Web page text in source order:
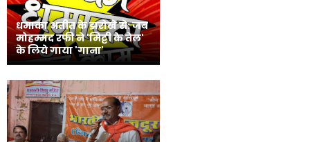
धमाका अतीत के झरोखे से: जब
मोहम्मद रफी ने 'मिट्टी के तेल'
के लिये गाया 'गाना'